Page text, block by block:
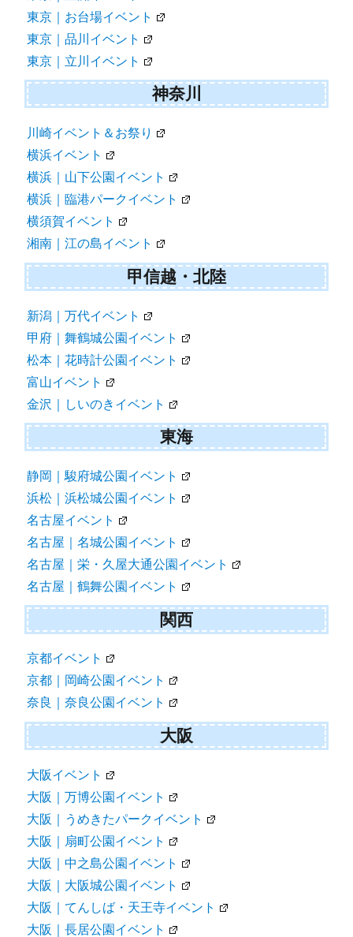
東京｜お台場イベント
東京｜品川イベント
東京｜立川イベント
神奈川
川崎イベント＆お祭り
横浜イベント
横浜｜山下公園イベント
横浜｜臨港パークイベント
横須賀イベント
湘南｜江の島イベント
甲信越・北陸
新潟｜万代イベント
甲府｜舞鶴城公園イベント
松本｜花時計公園イベント
富山イベント
金沢｜しいのきイベント
東海
静岡｜駿府城公園イベント
浜松｜浜松城公園イベント
名古屋イベント
名古屋｜名城公園イベント
名古屋｜栄・久屋大通公園イベント
名古屋｜鶴舞公園イベント
関西
京都イベント
京都｜岡崎公園イベント
奈良｜奈良公園イベント
大阪
大阪イベント
大阪｜万博公園イベント
大阪｜うめきたパークイベント
大阪｜扇町公園イベント
大阪｜中之島公園イベント
大阪｜大阪城公園イベント
大阪｜てんしば・天王寺イベント
大阪｜長居公園イベント